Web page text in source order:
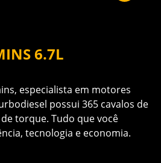
6.7L
especialista em motores
possui 365 cavalos de
torque. Tudo que você
tecnologia e economia.